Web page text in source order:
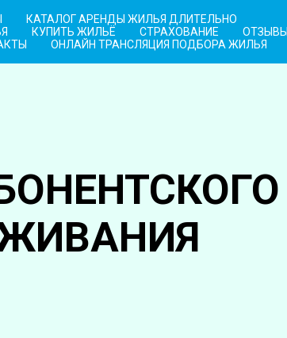
КАТАЛОГ АРЕНДЫ ЖИЛЬЯ ДЛИТЕЛЬНО
КУПИТЬ ЖИЛЬЁ СТРАХОВАНИЕ
ОТЗЫВЫ
ОНЛАЙН ТРАНСЛЯЦИЯ ПОДБОРА ЖИЛЬЯ